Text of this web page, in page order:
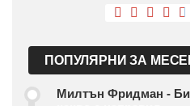
ПОПУЛЯРНИ ЗА
Милтън Фридман -